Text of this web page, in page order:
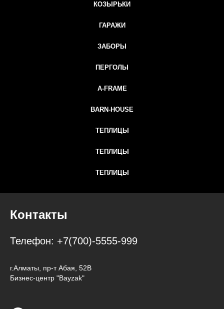
КОЗЫРЬКИ
ГАРАЖИ
ЗАБОРЫ
ПЕРГОЛЫ
A-FRAME
BARN-HOUSE
ТЕПЛИЦЫ
ТЕПЛИЦЫ
ТЕПЛИЦЫ
Контакты
Телефон: +7(700)-5555-999
г.Алматы, пр-т Абая, 52В
Бизнес-центр "Bayzak"